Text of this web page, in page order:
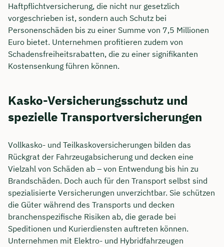
Haftpflichtversicherung, die nicht nur gesetzlich
vorgeschrieben ist, sondern auch Schutz bei
Personenschäden bis zu einer Summe von 7,5 Millionen
Euro bietet. Unternehmen profitieren zudem von
Schadensfreiheitsrabatten, die zu einer signifikanten
Kostensenkung führen können.
Kasko-Versicherungsschutz und
spezielle Transportversicherungen
Vollkasko- und Teilkaskoversicherungen bilden das
Rückgrat der Fahrzeugabsicherung und decken eine
Vielzahl von Schäden ab – von Entwendung bis hin zu
Brandschäden. Doch auch für den Transport selbst sind
spezialisierte Versicherungen unverzichtbar. Sie schützen
die Güter während des Transports und decken
branchenspezifische Risiken ab, die gerade bei
Speditionen und Kurierdiensten auftreten können.
Unternehmen mit Elektro- und Hybridfahrzeugen